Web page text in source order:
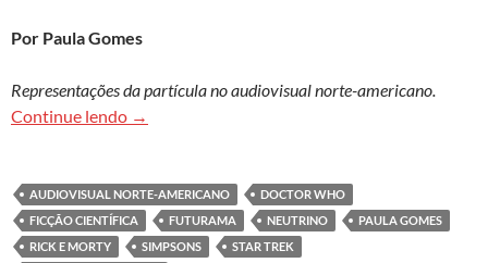
Por Paula Gomes
Representações da partícula no audiovisual norte-americano.
Continue lendo O neutrino é pop?
→
AUDIOVISUAL NORTE-AMERICANO
DOCTOR WHO
FICÇÃO CIENTÍFICA
FUTURAMA NEUTRINO
PAULA GOMES
RICK E MORTY
SIMPSONS
STAR TREK